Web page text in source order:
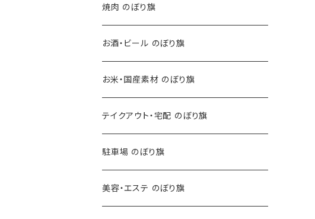
焼肉 のぼり旗
お酒・ビール のぼり旗
お米・国産素材 のぼり旗
テイクアウト・宅配 のぼり旗
駐車場 のぼり旗
美容・エステ のぼり旗